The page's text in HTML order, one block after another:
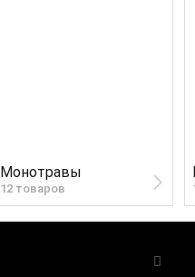
Монотравы
12 товаров